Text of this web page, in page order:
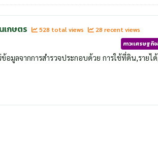
เกษตร 528 total views
28 recent views
ภาวะเศรษฐกิ
อมูลจากการสำรวจประกอบด้วย การใช้ที่ดิน,ราย